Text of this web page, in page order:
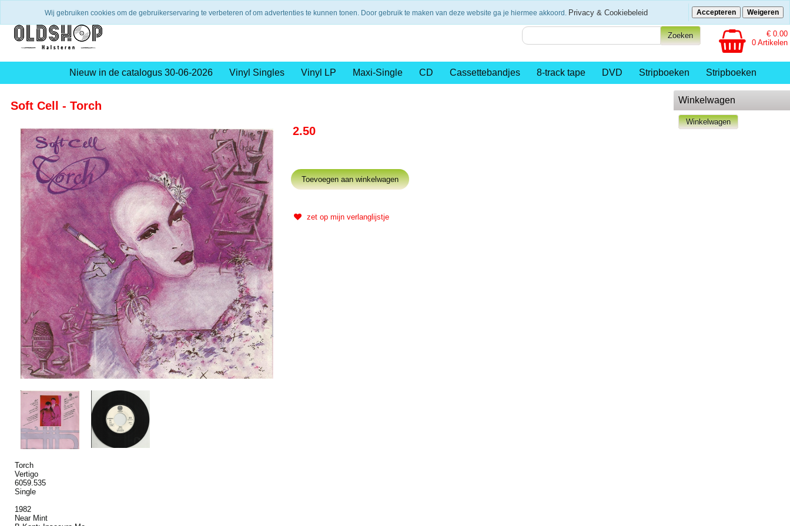
Verzending binnen 2 a 3 werkdagen Gratis verzending vanaf €75,- (NL) 14 dagen retourtermijn Veilig en eenvoudig betalen
€ 0.00
0 Artikelen
Nieuw in de catalogus 30-06-2026 Vinyl Singles Vinyl LP Maxi-Single CD Cassettebandjes 8-track tape DVD Stripboeken Stripboeken
Soft Cell - Torch
2.50
zet op mijn verlanglijstje
Torch
Vertigo
6059.535
Single
1982
Near Mint
Winkelwagen
Wij gebruiken cookies om de gebruikerservaring te verbeteren of om advertenties te kunnen tonen. Door gebruik te maken van deze website ga je hiermee akkoord. Privacy & Cookiebeleid Accepteren Weigeren